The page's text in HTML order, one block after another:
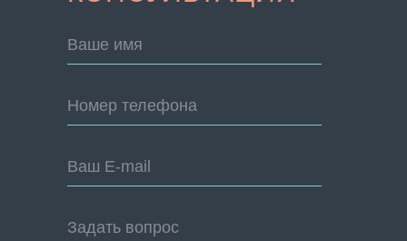
Ваше имя
Номер телефона
Ваш E-mail
Задать вопрос